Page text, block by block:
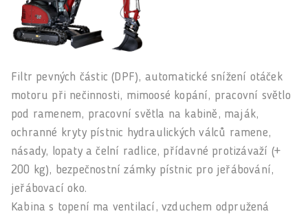
Filtr pevných částic (DPF), automatické snížení otáček
motoru při nečinnosti, mimoosé kopání, pracovní světlo
pod ramenem, pracovní světla na kabině, maják,
ochranné kryty pístnic hydraulických válců ramene,
násady, lopaty a čelní radlice, přídavné protizávaží (+
200 kg), bezpečnostní zámky pístnic pro jeřábování,
jeřábovací oko.
Kabina s topení ma ventilací, vzduchem odpružená